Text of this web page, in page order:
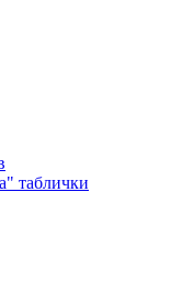
таблички